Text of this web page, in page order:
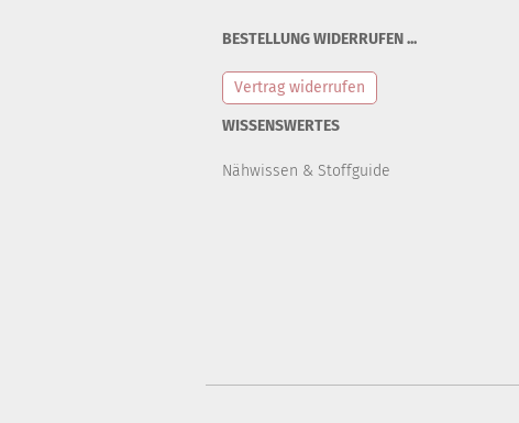
BESTELLUNG WIDERRUFEN ...
Vertrag widerrufen
WISSENSWERTES
Nähwissen & Stoffguide